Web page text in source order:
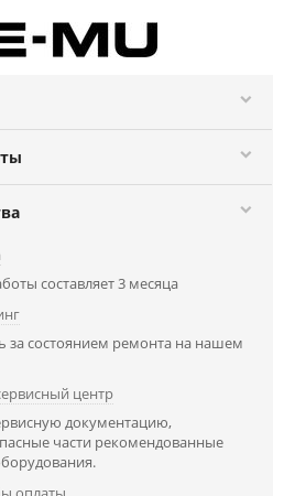
составляет 3 месяца
за состоянием ремонта на нашем
центр
документацию,
части рекомендованные